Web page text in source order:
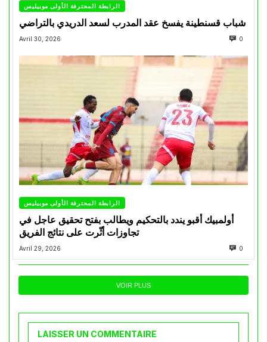
الرابطة المحترفة الأولى موبيليس
شباب قسنطينة يفسخ عقد المدرب لسعد الدريدي بالتراضي
Avril 30, 2026 0
الرابطة المحترفة الأولى موبيليس
أولمبيك أقبو يندد بالتحكيم ويطالب بفتح تحقيق عاجل في
تجاوزات أثّرت على نتائج الفريق
Avril 29, 2026 0
VOIR PLUS
LAISSER UN COMMENTAIRE